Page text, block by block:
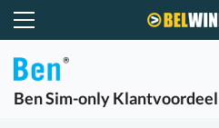
BenSim-only